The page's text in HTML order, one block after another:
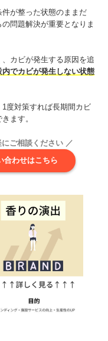
が整った状態のままだ
問題解決が重要となりま
カビが発生する原因を追
内でカビが発生しない状態
度対策すれば長期間カビ
ます。
ご相談ください ／
合わせはこちら